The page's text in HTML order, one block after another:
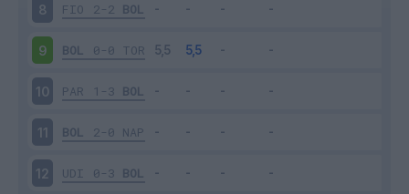
8 FIO 2-2 BOL
9 BOL 0-0 TOR
10 PAR 1-3 BOL
11 BOL 2-0 NAP
12 UDI 0-3 BOL